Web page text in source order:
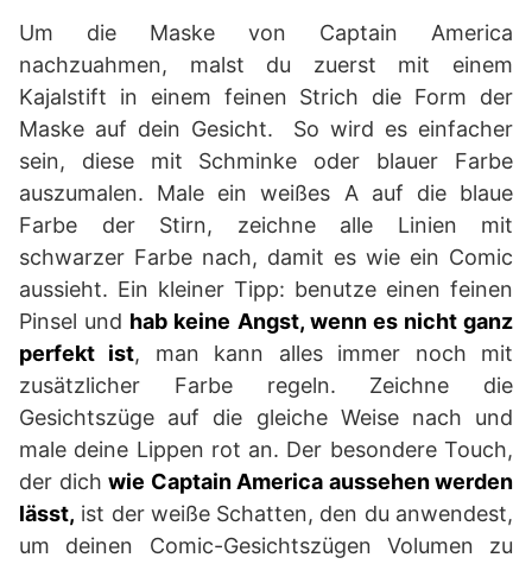
Um die Maske von Captain America
nachzuahmen, malst du zuerst mit einem
Kajalstift in einem feinen Strich die Form der
Maske auf dein Gesicht. So wird es einfacher
sein, diese mit Schminke oder blauer Farbe
auszumalen. Male ein weißes A auf die blaue
Farbe der Stirn, zeichne alle Linien mit
schwarzer Farbe nach, damit es wie ein Comic
aussieht. Ein kleiner Tipp: benutze einen feinen
Pinsel und hab keine Angst, wenn es nicht ganz
perfekt ist, man kann alles immer noch mit
zusätzlicher Farbe regeln. Zeichne die
Gesichtszüge auf die gleiche Weise nach und
male deine Lippen rot an. Der besondere Touch,
der dich wie Captain America aussehen werden
lässt, ist der weiße Schatten, den du anwendest,
um deinen Comic-Gesichtszügen Volumen zu